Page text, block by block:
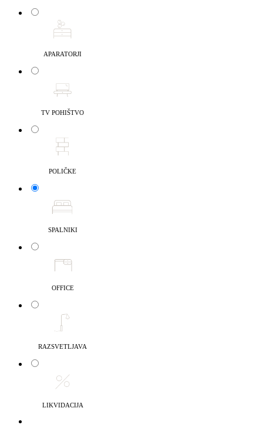
APARATORJI
TV POHIŠTVO
POLIČKE
SPALNIKI
OFFICE
RAZSVETLJAVA
LIKVIDACIJA